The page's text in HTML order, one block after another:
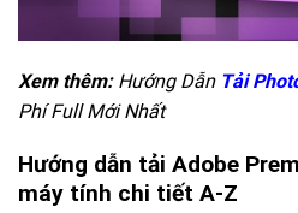
Xem thêm: Hướng Dẫn Tải
Phí Full Mới Nhất
Hướng dẫn tải Adobe
máy tính chi tiết A-Z